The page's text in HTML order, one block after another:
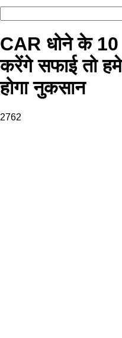
CAR धोने के 10
करेंगे सफाई तो
होगा नुकसान
2762